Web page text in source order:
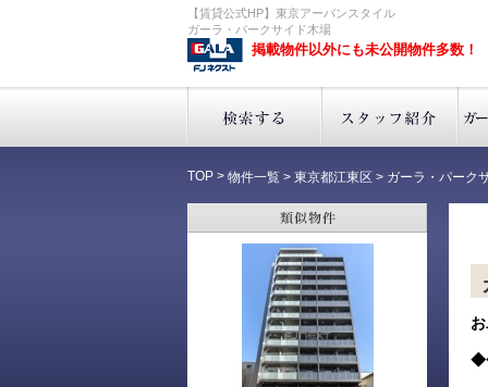
【賃貸公式HP】東京アーバンスタイル
ガーラ・パークサイド木場
掲載物件以外にも未公開物件多数！
TOP > 物件一覧 > 東京都江東区 > ガーラ・パーク